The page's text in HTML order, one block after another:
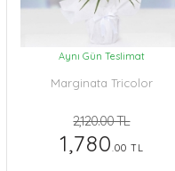
Aynı Gün Teslimat
Marginata Tricolor
2,120.00 TL
1,780.00 TL